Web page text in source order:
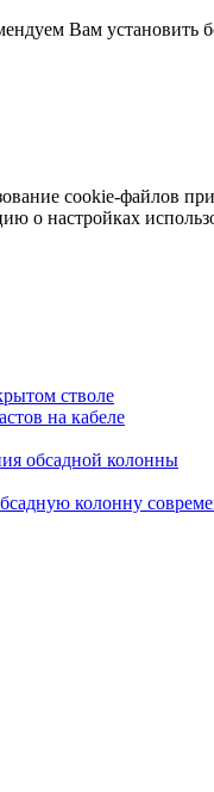
Вам установить
cookie-файлов
о настройках
стволе
на кабеле
обсадной колонны
колонну